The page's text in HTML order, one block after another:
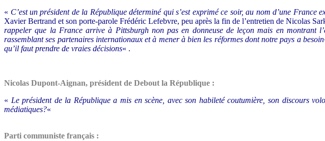
« C’est un président de la République déterminé qui s’est exprimé ce soir, au nom d’une France
Xavier Bertrand et son porte-parole Frédéric Lefebvre, peu après la fin de l’entretien de Nicolas
rappeler que la France arrive à Pittsburgh non pas en donneuse de leçon mais en montrant
rassemblant ses partenaires internationaux et à mener à bien les réformes dont notre pays a besoin
qu’il faut prendre de vraies décisions« .
Nicolas Dupont-Aignan, président de Debout la République :
« Le président de la République a mis en scène, avec son habileté coutumière, son discours
médiatiques?«
Parti communiste français :